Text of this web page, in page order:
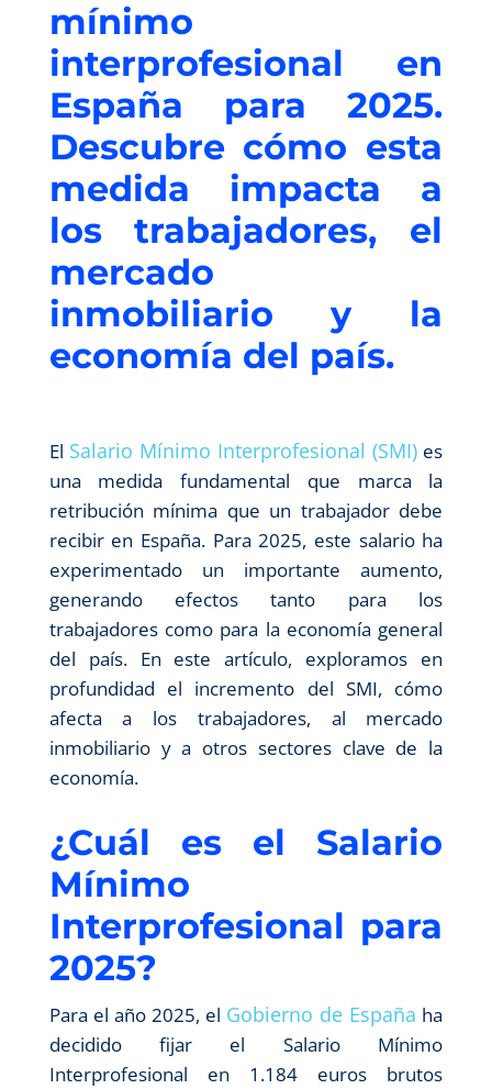
mínimo
interprofesional en
España para 2025.
Descubre cómo esta
medida impacta a
los trabajadores, el
mercado
inmobiliario y la
economía del país.
El Salario Mínimo Interprofesional (SMI) es
una medida fundamental que marca la
retribución mínima que un trabajador debe
recibir en España. Para 2025, este salario ha
experimentado un importante aumento,
generando efectos tanto para los
trabajadores como para la economía general
del país. En este artículo, exploramos en
profundidad el incremento del SMI, cómo
afecta a los trabajadores, al mercado
inmobiliario y a otros sectores clave de la
economía.
¿Cuál es el Salario
Mínimo
Interprofesional para
2025?
Para el año 2025, el Gobierno de España ha
decidido fijar el Salario Mínimo
Interprofesional en 1.184 euros brutos